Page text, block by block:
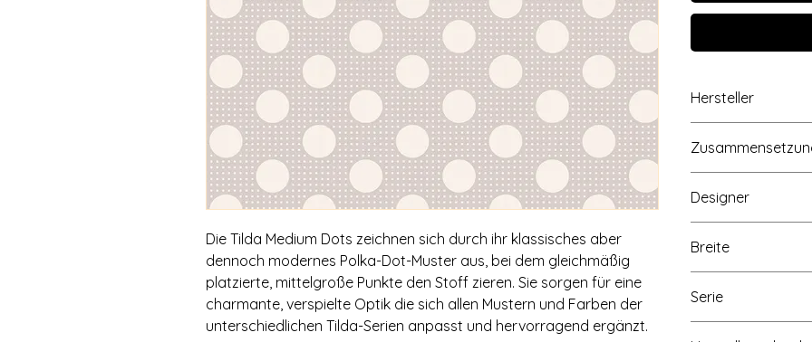
Die Tilda Medium Dots zeichnen sich durch ihr klassisches aber
dennoch modernes Polka-Dot-Muster aus, bei dem gleichmäßig
platzierte, mittelgroße Punkte den Stoff zieren. Sie sorgen für eine
charmante, verspielte Optik die sich allen Mustern und Farben der
unterschiedlichen Tilda-Serien anpasst und hervorragend ergänzt.
Hersteller
Norwegen,
Designer
Breite
Serie